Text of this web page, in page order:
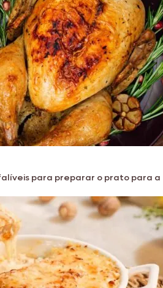
para preparar o prato para a